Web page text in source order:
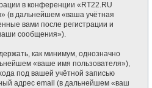
в конференции «RT22.RU
(в дальнейшем «ваша учётная
вами после регистрации и
сообщения»).
как минимум, однозначно
«ваше имя пользователя»),
под вашей учётной записью
адрес email (в дальнейшем «ваш